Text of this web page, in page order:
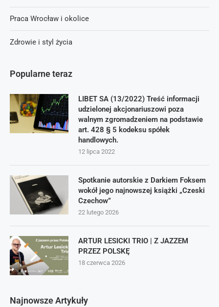
Popularne teraz
LIBET SA (13/2022) Treść informacji
udzielonej akcjonariuszowi poza
walnym zgromadzeniem na podstawie
art. 428 § 5 kodeksu spółek
handlowych.
12 lipca 2022
Spotkanie autorskie z Darkiem Foksem
wokół jego najnowszej książki „Czeski
Czechow”
22 lutego 2026
ARTUR LESICKI TRIO | Z JAZZEM
PRZEZ POLSKĘ
18 czerwca 2026
Najnowsze Artykuły
Praca Wrocław i okolice
Zdrowie i styl życia